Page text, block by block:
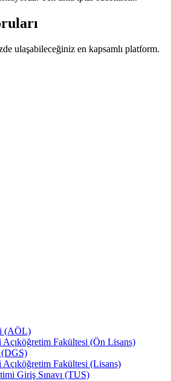
ulaşabileceğiniz en kapsamlı platform.
(AÖL)
Fakültesi (Ön Lisans)
(DGS)
Fakültesi (Lisans)
Giriş Sınavı (TUS)